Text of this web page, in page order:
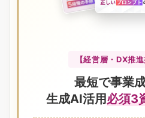
【経営層・DX推
最短で事業
生成AI活用必須3